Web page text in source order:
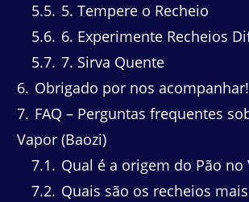
5.5 5. Tempere o Recheio
5.6 6. Experimente Recheios
5.7 7. Sirva Quente
6 Obrigado por nos acompanhar!
7 FAQ – Perguntas frequentes
Vapor (Baozi)
7.1
Qual é a origem do Pão no
7.2 Quais são os recheios